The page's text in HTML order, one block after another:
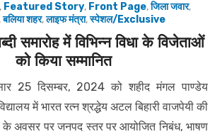
Featured Story, Front Page,जिला जवार,
बलिया शहर,लाइफ मंत्रा,स्पेशल/Exclusive
समारोह में विभिन्न विधा के विजेताओं
को किया सम्मानित
25 दिसम्बर, 2024 को शहीद मंगल पाण्डेय
में भारत रत्न श्रद्धेय अटल बिहारी वाजपेयी की
के अवसर पर जनपद स्तर पर आयोजित निबंध, भाषण